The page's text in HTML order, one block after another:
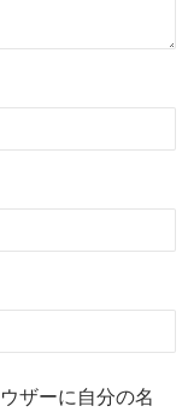
ザーに自分の名